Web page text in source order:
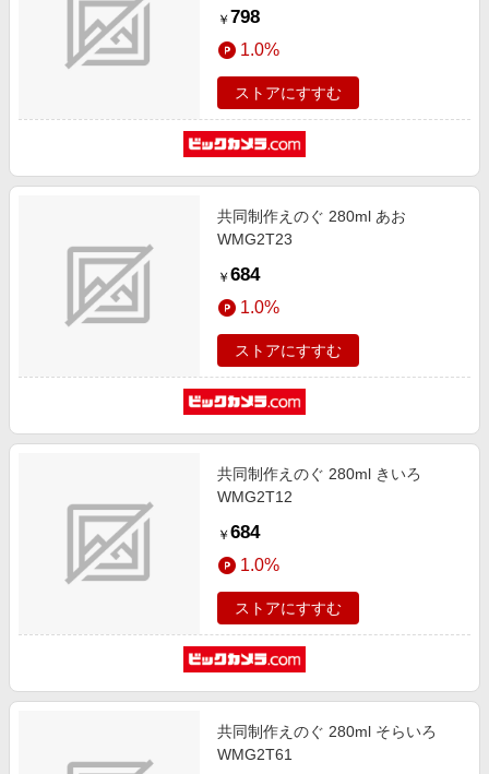
￥ 798
1.0%
ストアにすすむ
共同制作えのぐ 280ml あお
WMG2T23
￥ 684
1.0%
ストアにすすむ
共同制作えのぐ 280ml きいろ
WMG2T12
￥ 684
1.0%
ストアにすすむ
共同制作えのぐ 280ml そらいろ
WMG2T61